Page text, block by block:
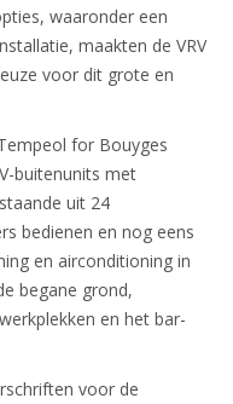
waaronder een
maakten de VRV
voor dit grote en
for Bouyges
buitenunits met
uit 24
bedienen en nog eens
en airconditioning in
begane grond,
en het bar-
voor de